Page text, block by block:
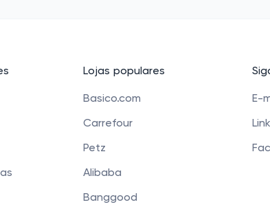
Lojas populares
Basico.com
Carrefour
Petz
Alibaba
Banggood
E-